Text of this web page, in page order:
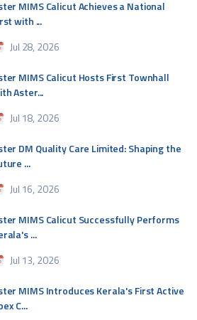
MIMS Calicut Achieves a National
with ...
Jul 28, 2026
MIMS Calicut Hosts First Townhall
Aster...
Jul 18, 2026
DM Quality Care Limited: Shaping the
...
Jul 16, 2026
MIMS Calicut Successfully Performs
...
Jul 13, 2026
MIMS Introduces Kerala's First Active
C...